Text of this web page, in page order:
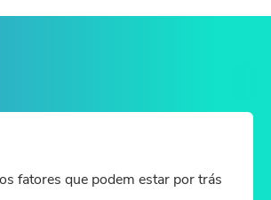
fatores que podem estar por trás